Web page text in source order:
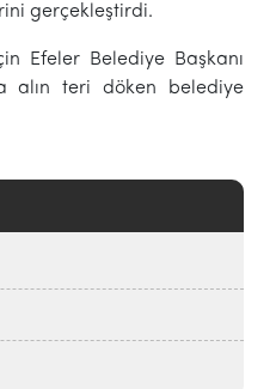
gerçekleştirdi.
Efeler Belediye Başkanı
alın teri döken belediye